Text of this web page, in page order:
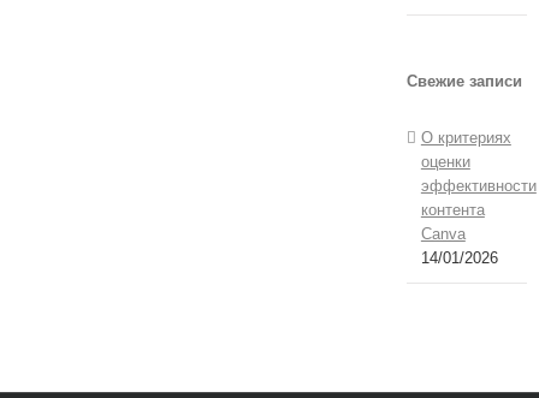
Свежие записи
О критериях
оценки
эффективности
контента
Canva
14/01/2026